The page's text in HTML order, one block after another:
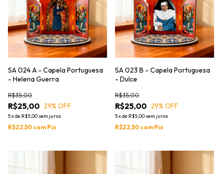
SA 024 A - Capela Portuguesa
- Helena Guerra
R$25,00
R$35,00
29% OFF
5xde R$5,00 sem juros
R$22,50 com Pix
SA 023 B - Capela Portuguesa
- Dulce
R$25,00
R$35,00
29% OFF
5xde R$5,00 sem juros
R$22,50 com Pix